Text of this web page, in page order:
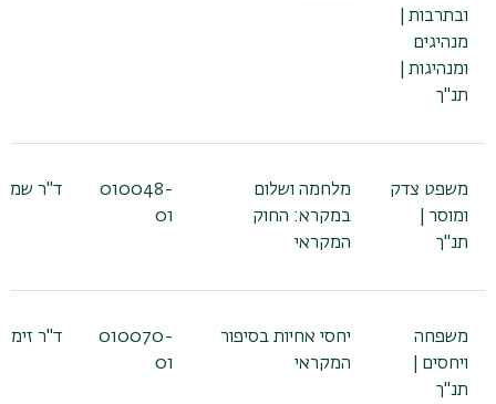
ובתרבות |
מנהיגים
ומנהיגות |
תנ"ך
משפט צדק
ומוסר |
תנ"ך
מלחמה ושלום
במקרא: החוק
המקראי
010048-
01
ד"ר
משפחה
ויחסים |
תנ"ך
יחסי אחיות בסיפור
המקראי
010070-
01
ד"ר